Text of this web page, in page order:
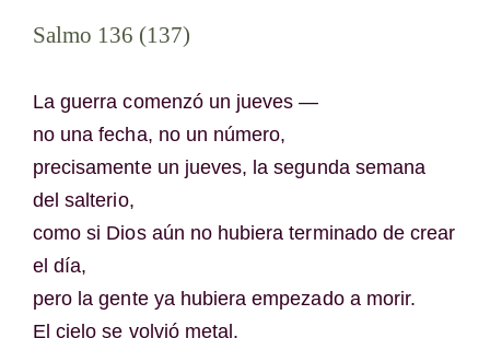
Salmo 136 (137)
La guerra comenzó un jueves —
no una fecha, no un número,
precisamente un jueves, la segunda semana
del salterio,
como si Dios aún no hubiera terminado de crear
el día,
pero la gente ya hubiera empezado a morir.
El cielo se volvió metal.